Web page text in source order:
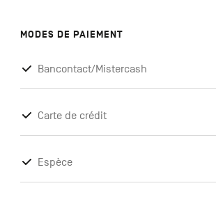
MODES DE PAIEMENT
Bancontact/Mistercash
Carte de crédit
Espèce